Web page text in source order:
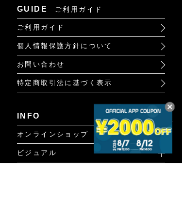
GUIDE ご利用ガイド
ご利用ガイド
個人情報保護方針について
お問い合わせ
特定商取引法に基づく表示
INFO
オンラインショップ
ビジュアル